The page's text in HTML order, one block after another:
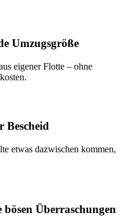
Umzugsgröße
eigener Flotte – ohne
Bescheid
etwas dazwischen kommen,
Überraschungen